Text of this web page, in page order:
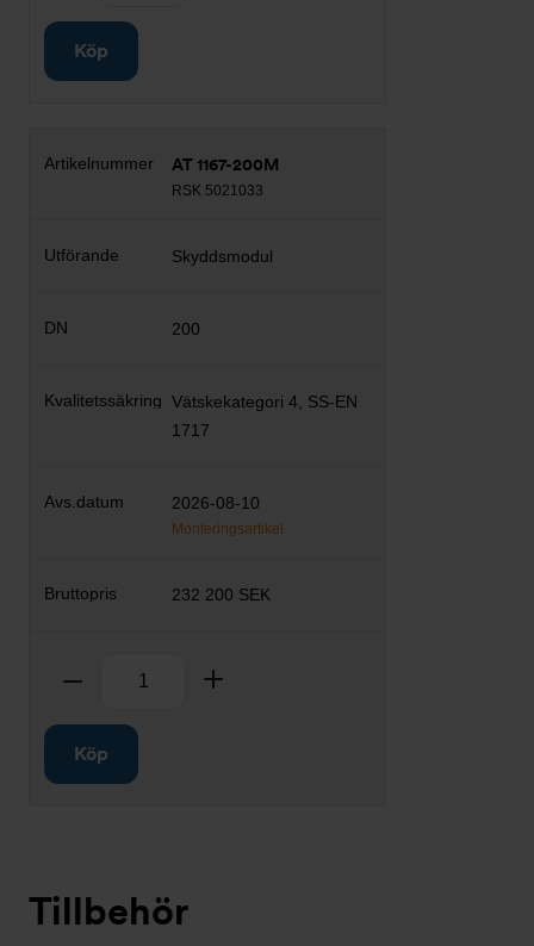
Köp
AT 1167-200M
RSK 5021033
Skyddsmodul
200
Vätskekategori 4, SS-EN
1717
2026-08-10
Monteringsartikel
232 200 SEK
Ta bort
Köp
Tillbehör